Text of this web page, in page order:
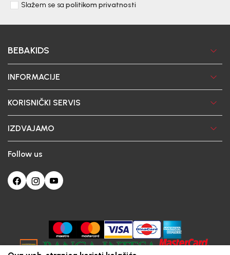
Slažem se sa politikom privatnosti
BEBAKIDS
INFORMACIJE
KORISNIČKI SERVIS
IZDVAJAMO
Follow us